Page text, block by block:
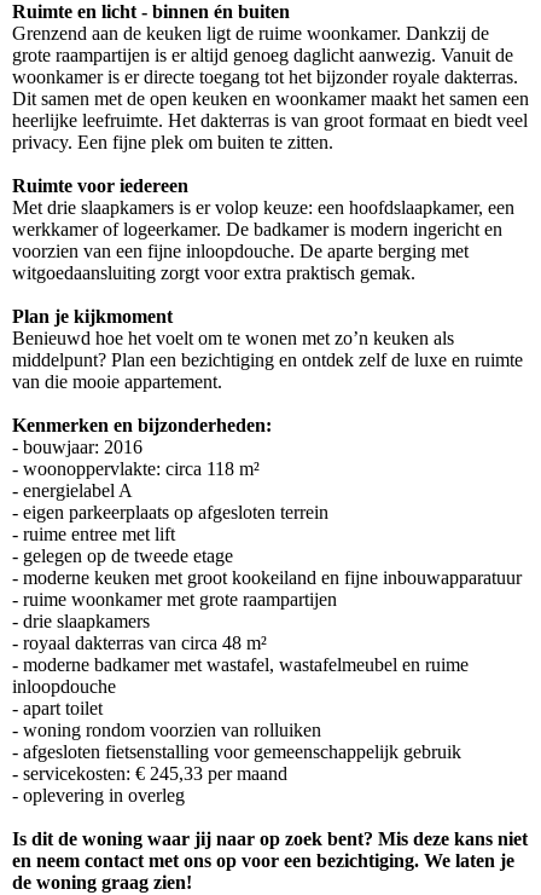
Ruimte en licht - binnen én buiten
Grenzend aan de keuken ligt de ruime woonkamer. Dankzij de
grote raampartijen is er altijd genoeg daglicht aanwezig. Vanuit de
woonkamer is er directe toegang tot het bijzonder royale dakterras.
Dit samen met de open keuken en woonkamer maakt het samen een
heerlijke leefruimte. Het dakterras is van groot formaat en biedt veel
privacy. Een fijne plek om buiten te zitten.
Ruimte voor iedereen
Met drie slaapkamers is er volop keuze: een hoofdslaapkamer, een
werkkamer of logeerkamer. De badkamer is modern ingericht en
voorzien van een fijne inloopdouche. De aparte berging met
witgoedaansluiting zorgt voor extra praktisch gemak.
Plan je kijkmoment
Benieuwd hoe het voelt om te wonen met zo’n keuken als
middelpunt? Plan een bezichtiging en ontdek zelf de luxe en ruimte
van die mooie appartement.
Kenmerken en bijzonderheden:
- bouwjaar: 2016
- woonoppervlakte: circa 118 m²
- energielabel A
- eigen parkeerplaats op afgesloten terrein
- ruime entree met lift
- gelegen op de tweede etage
- moderne keuken met groot kookeiland en fijne inbouwapparatuur
- ruime woonkamer met grote raampartijen
- drie slaapkamers
- royaal dakterras van circa 48 m²
- moderne badkamer met wastafel, wastafelmeubel en ruime
inloopdouche
- apart toilet
- woning rondom voorzien van rolluiken
- afgesloten fietsenstalling voor gemeenschappelijk gebruik
- servicekosten: € 245,33 per maand
- oplevering in overleg
Is dit de woning waar jij naar op zoek bent? Mis deze kans niet
en neem contact met ons op voor een bezichtiging. We laten je
de woning graag zien!